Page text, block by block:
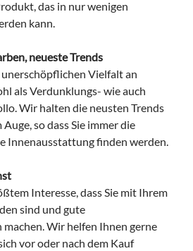
das in nur wenigen
kann.
neueste Trends
unerschöpflichen Vielfalt an
als Verdunklungs- wie auch
Wir halten die neusten Trends
so dass Sie immer die
Innenausstattung finden werden.
Interesse, dass Sie mit Ihrem
sind und gute
Wir helfen Ihnen gerne
vor oder nach dem Kauf